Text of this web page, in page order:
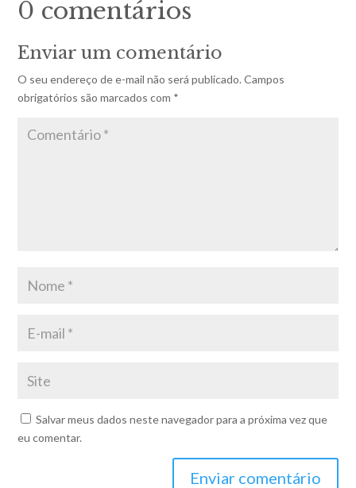
0 comentários
Enviar um comentário
O seu endereço de e-mail não será publicado. Campos
obrigatórios são marcados com *
Salvar meus dados neste navegador para a próxima vez que
eu comentar.
Enviar comentário